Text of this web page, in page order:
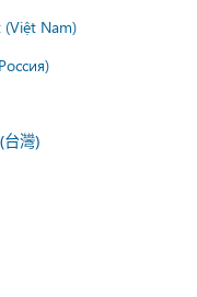
(Việt Nam)
台灣)